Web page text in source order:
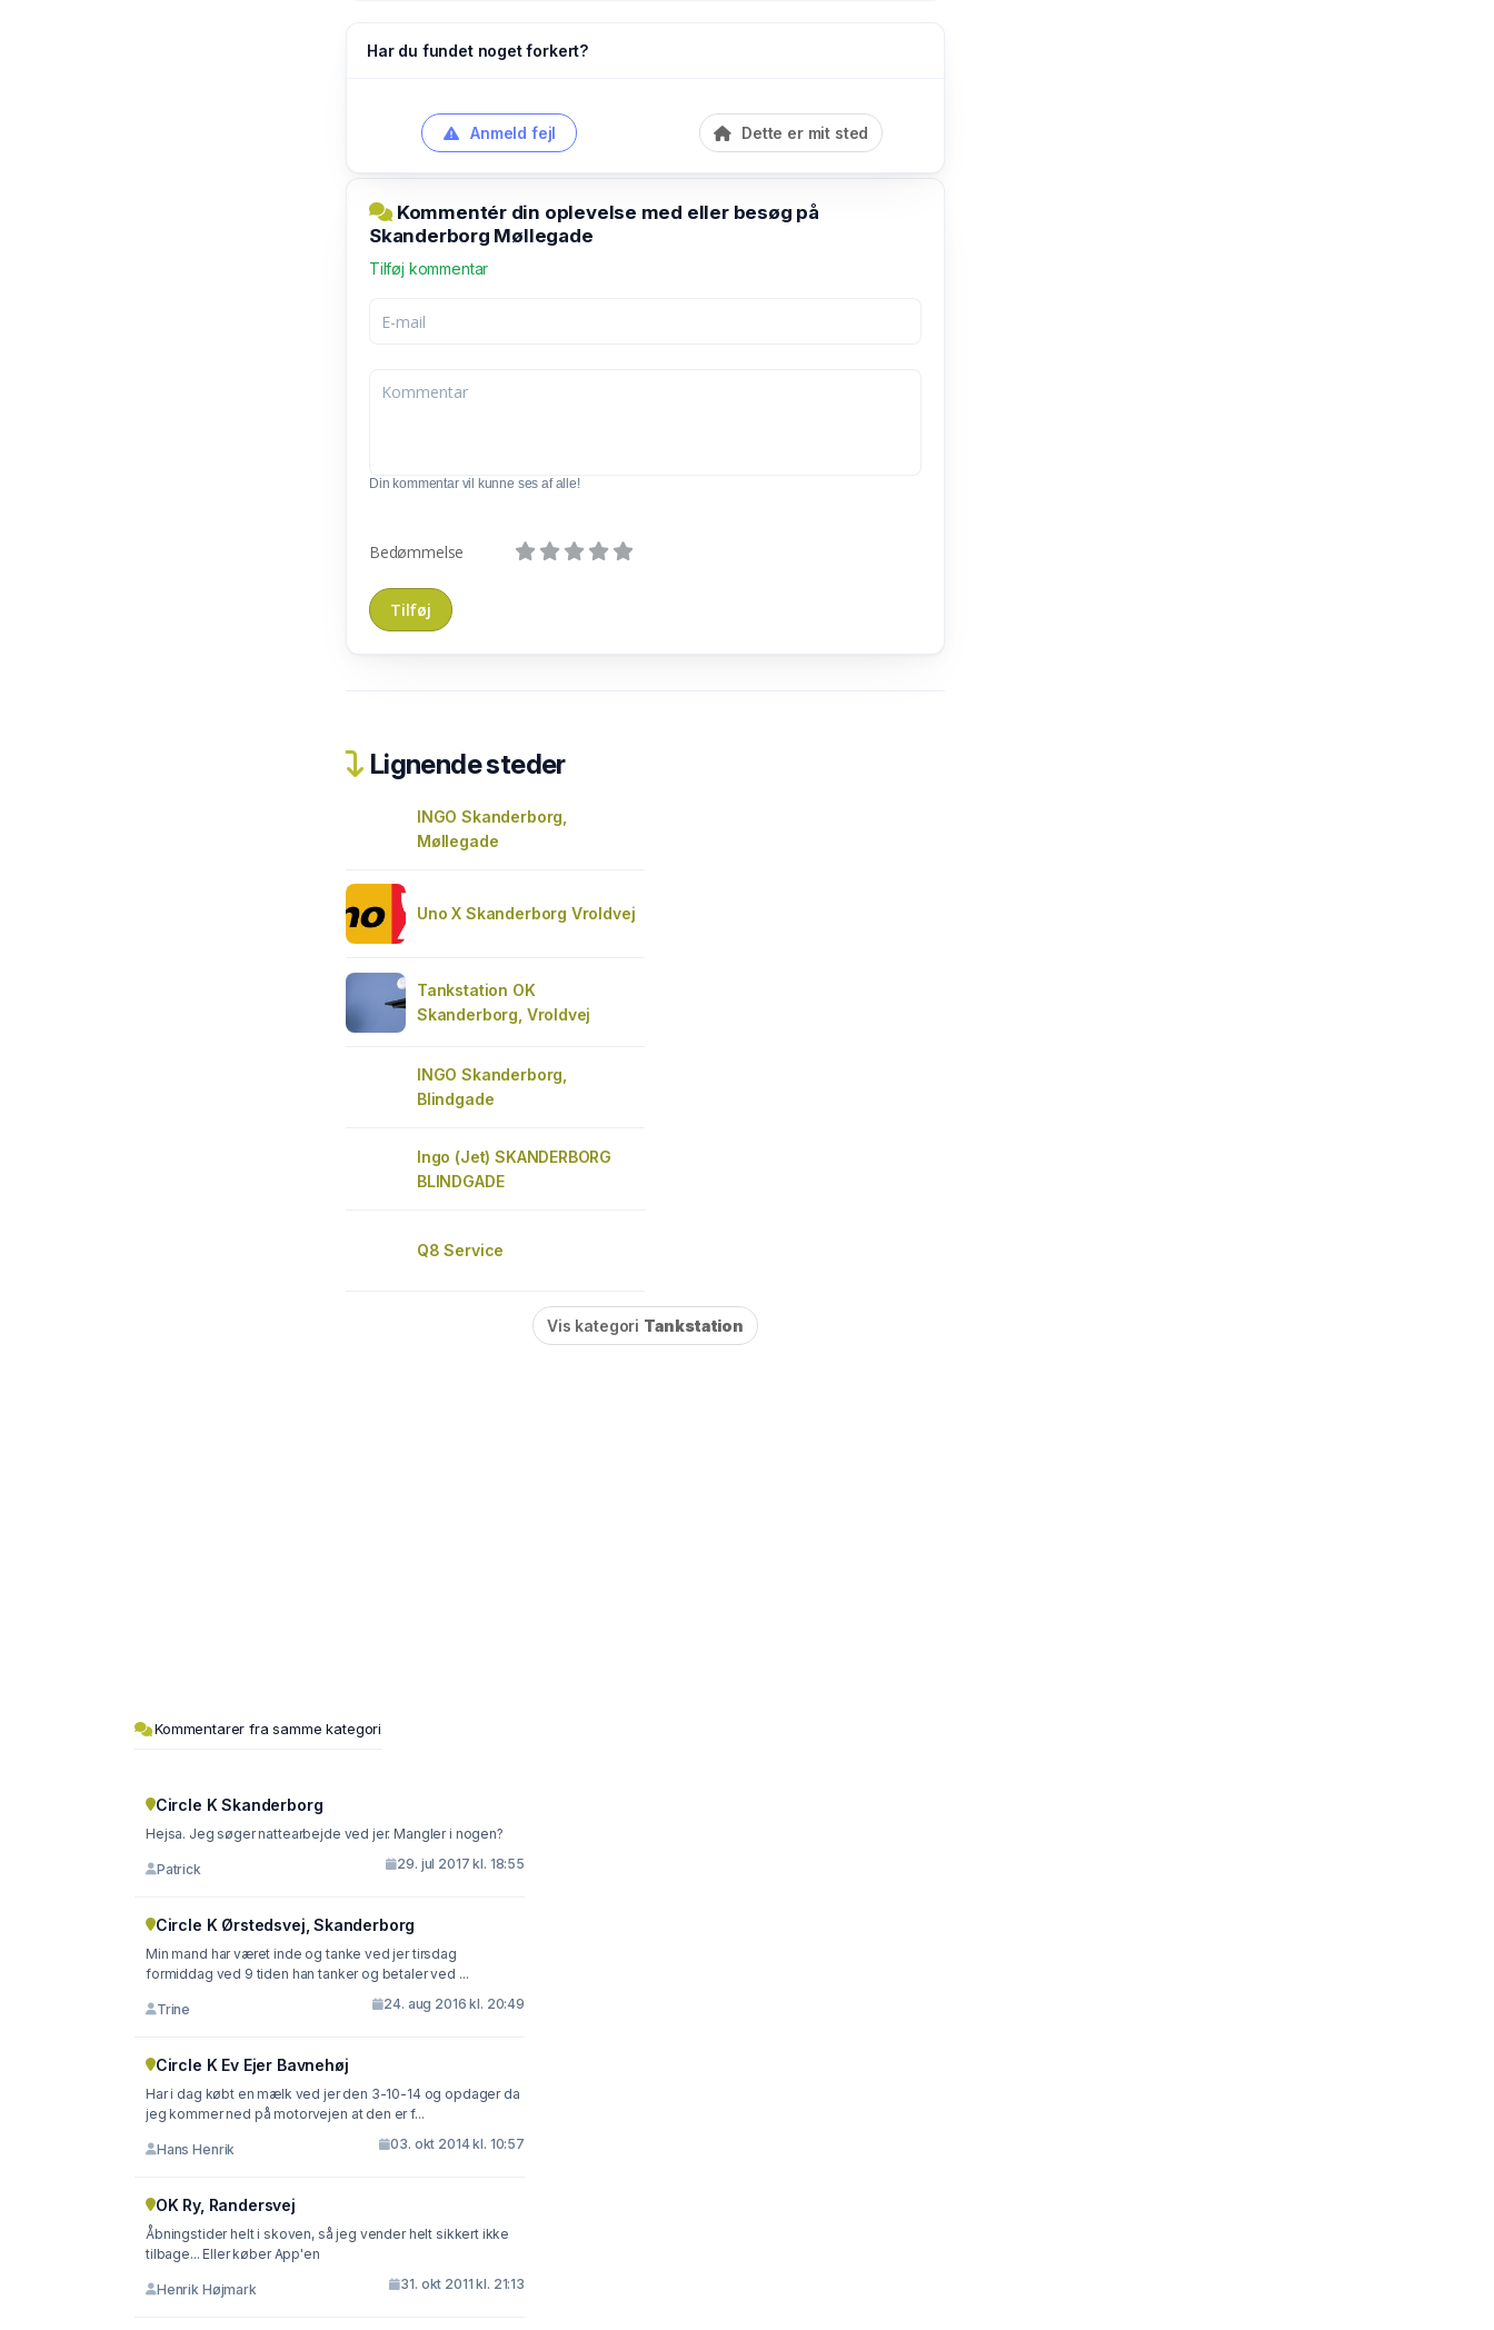
Har du fundet noget forkert?
Anmeld fejl Dette er mit sted
Kommentér din oplevelse med eller besøg på
Skanderborg Møllegade
Tilføj kommentar
Din kommentar vil kunne ses af alle!
Bedømmelse
Lignende steder
INGO Skanderborg,
Møllegade
Uno X Skanderborg Vroldvej
Tankstation OK
Skanderborg, Vroldvej
INGO Skanderborg,
Blindgade
Ingo (Jet) SKANDERBORG
BLINDGADE
Q8 Service
Vis kategori Tankstation
Kommentarer fra samme kategori
Circle K Skanderborg
Hejsa. Jeg søger nattearbejde ved jer. Mangler i nogen?
Patrick 29. jul 2017 kl. 18:55
Circle K Ørstedsvej, Skanderborg
Min mand har været inde og tanke ved jer tirsdag
formiddag ved 9 tiden han tanker og betaler ved ...
Trine 24. aug 2016 kl. 20:49
Circle K Ev Ejer Bavnehøj
Har i dag købt en mælk ved jer den 3-10-14 og opdager da
jeg kommer ned på motorvejen at den er f...
Hans Henrik 03. okt 2014 kl. 10:57
OK Ry, Randersvej
Åbningstider helt i skoven, så jeg vender helt sikkert ikke
tilbage... Eller køber App'en
Henrik Højmark 31. okt 2011 kl. 21:13